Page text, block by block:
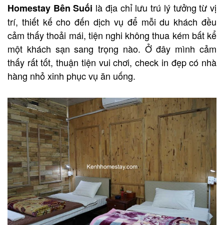
Homestay Bên Suối là địa chỉ lưu trú lý tưởng từ vị
trí, thiết kế cho đến dịch vụ để mỗi du khách đều
cảm thấy thoải mái, tiện nghi không thua kém bất kể
một khách sạn sang trọng nào. Ở đây mình cảm
thấy rất tốt, thuận tiện vui chơi, check in đẹp có nhà
hàng nhỏ xinh phục vụ ăn uống.